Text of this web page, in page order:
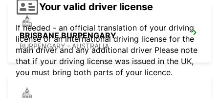
BRISBANE BURPENGARY
BURPENGARY - AUSTRALIA
Your valid driver license
If needed - an official translation of your driving
license or an international driving license for the
main driver and any additional driver Please note
that if your driving license was issued in the UK,
you must bring both parts of your licence.